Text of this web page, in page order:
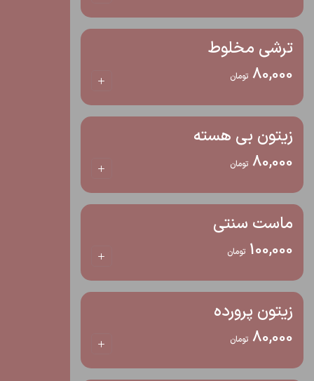
ترشی مخلوط
80,000 تومان
زیتون بی هسته
80,000 تومان
ماست سنتی
100,000 تومان
زیتون پرورده
80,000 تومان